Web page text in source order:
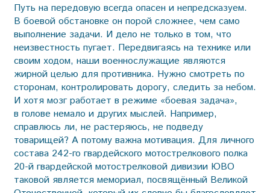
Путь на передовую всегда опасен и непредсказуем.
В бое­вой обстановке он порой сложнее, чем само
выполнение задачи. И дело не только в том, что
неизвестность пугает. Передвигаясь на технике или
своим ходом, наши военнослужащие являются
жирной целью для противника. Нужно смотреть по
сторонам, контролировать дорогу, следить за небом.
И хотя мозг работает в режиме «боевая задача»,
в голове немало и других мыслей. Например,
справлюсь ли, не растеряюсь, не подведу
товарищей? А потому важна мотивация. Для личного
состава 242-го гвардейского мотострелкового полка
20-й гвардейской мотострелковой дивизии ЮВО
таковой является мемориал, посвящённый Великой